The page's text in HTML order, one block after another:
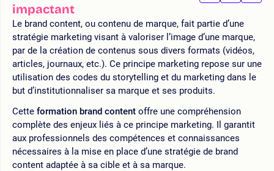
impactant
LA
LA
Le brand content, ou contenu de marque, fait partie d’une
stratégie marketing visant à valoriser l’image d’une marque,
par de la création de contenus sous divers formats (vidéos,
articles, journaux, etc.). Ce principe marketing repose sur une
utilisation des codes du storytelling et du marketing dans le
but d’institutionnaliser sa marque et ses produits.
Cette formation brand content offre une compréhension
complète des enjeux liés à ce principe marketing. Il garantit
aux professionnels des compétences et connaissances
nécessaires à la mise en place d’une stratégie de brand
content adaptée à sa cible et à sa marque.